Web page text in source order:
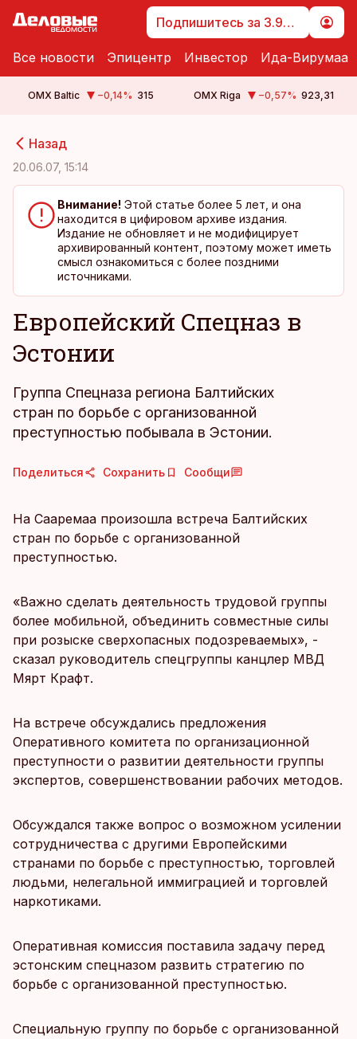
Подпишитесь за 3.99 €
Все новости Эпицентр Инвестор Ида-Вирумаа
OMX Baltic −0,14% 315 OMX Riga −0,57% 923,31
Назад
20.06.07, 15:14
Внимание! Этой статье более 5 лет, и она
находится в цифировом архиве издания.
Издание не обновляет и не модифицирует
архивированный контент, поэтому может иметь
смысл ознакомиться с более поздними
источниками.
Европейский Спецназ в
Эстонии
Группа Спецназа региона Балтийских
стран по борьбе с организованной
преступностью побывала в Эстонии.
Поделиться Сохранить Сообщи
На Сааремаа произошла встреча Балтийских
стран по борьбе с организованной
преступностью.
«Важно сделать деятельность трудовой группы
более мобильной, объединить совместные силы
при розыске сверхопасных подозреваемых», -
сказал руководитель спецгруппы канцлер МВД
Мярт Крафт.
На встрече обсуждались предложения
Оперативного комитета по организационной
преступности о развитии деятельности группы
экспертов, совершенствовании рабочих методов.
Обсуждался также вопрос о возможном усилении
сотрудничества с другими Европейскими
странами по борьбе с преступностью, торговлей
людьми, нелегальной иммиграцией и торговлей
наркотиками.
Оперативная комиссия поставила задачу перед
эстонским спецназом развить стратегию по
борьбе с организованной преступностью.
Специальную группу по борьбе с организованной